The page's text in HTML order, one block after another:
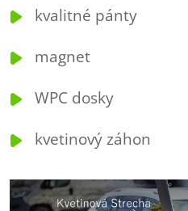
kvalitné pánty
magnet
WPC dosky
kvetinový záhon